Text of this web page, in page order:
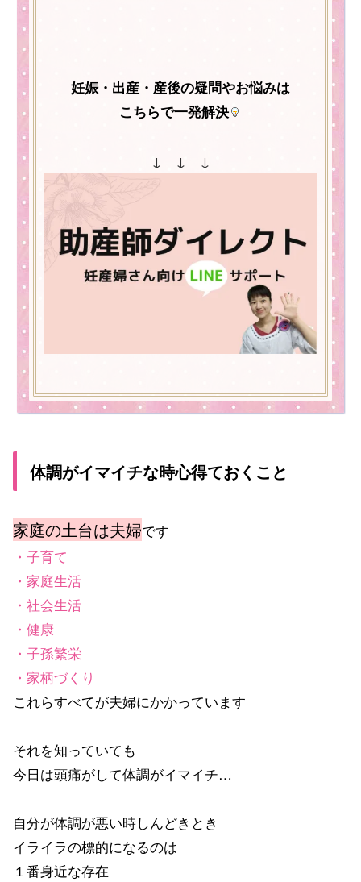
妊娠・出産・産後の疑問やお悩みは
こちらで一発解決
↓ ↓ ↓
体調がイマイチな時心得ておくこと
家庭の土台は夫婦です
・子育て
・家庭生活
・社会生活
・健康
・子孫繁栄
・家柄づくり
これらすべてが夫婦にかかっています
それを知っていても
今日は頭痛がして体調がイマイチ…
自分が体調が悪い時しんどきとき
イライラの標的になるのは
１番身近な存在